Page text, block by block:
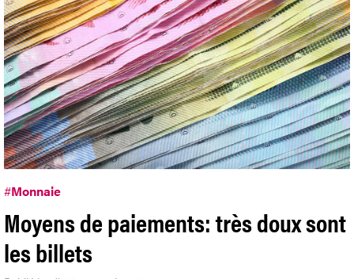
#Monnaie
Moyens de paiements: très doux sont
les billets